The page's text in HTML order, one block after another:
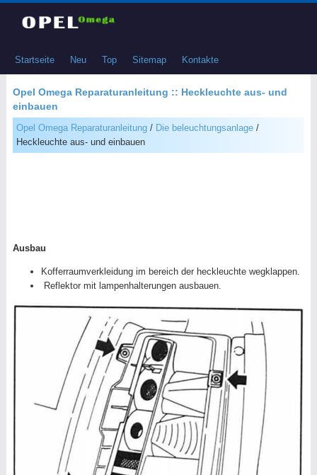
Startseite Neu Top Sitemap Kontakte
Opel Omega Reparaturanleitung :: Heckleuchte aus- und
einbauen
Opel Omega Reparaturanleitung/ Die beleuchtungsanlage/
Heckleuchte aus- und einbauen
Ausbau
Kofferraumverkleidung im bereich der heckleuchte wegklappen.
Reflektor mit lampenhalterungen ausbauen.